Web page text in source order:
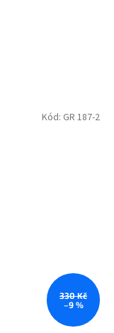
330 Kč
–9 %
Kód: GR 187-2